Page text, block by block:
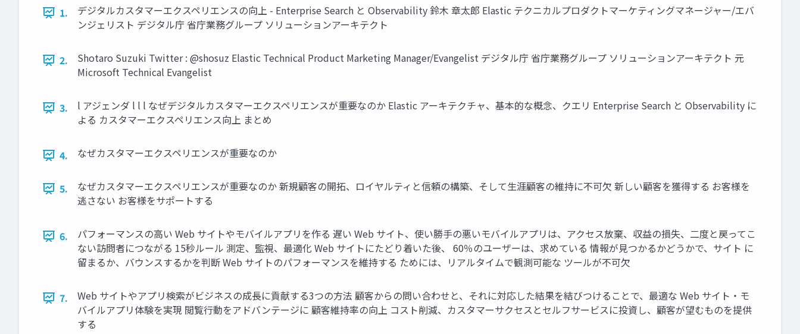
1.
デジタルカスタマーエクスペリエンスの向上 - Enterprise Search と Observability 鈴⽊ 章太郎 Elastic テクニカルプロダクトマーケティングマネージャー/エバ
ンジェリスト デジタル庁 省庁業務グループ ソリューションアーキテクト
2.
Shotaro Suzuki Twitter : @shosuz Elastic Technical Product Marketing Manager/Evangelist デジタル庁 省庁業務グループ ソリューションアーキテクト 元
Microsoft Technical Evangelist
3.
l アジェンダ l l l なぜデジタルカスタマーエクスペリエンスが重要なのか Elastic アーキテクチャ、基本的な概念、クエリ Enterprise Search と Observability に
よる カスタマーエクスペリエンス向上 まとめ
4. なぜカスタマーエクスペリエンスが重要なのか
5.
なぜカスタマーエクスペリエンスが重要なのか 新規顧客の開拓、ロイヤルティと信頼の構築、そして⽣涯顧客の維持に不可⽋ 新しい顧客を獲得する お客様を
逃さない お客様をサポートする
6.
パフォーマンスの⾼い Web サイトやモバイルアプリを作る 遅い Web サイト、使い勝⼿の悪いモバイルアプリは、アクセス放棄、収益の損失、⼆度と戻ってこ
ない訪問者につながる 15秒ルール 測定、監視、最適化 Web サイトにたどり着いた後、 60％のユーザーは、求めている 情報が⾒つかるかどうかで、サイト に
留まるか、バウンスするかを判断 Web サイトのパフォーマンスを維持する ためには、リアルタイムで観測可能な ツールが不可⽋
7.
Web サイトやアプリ検索がビジネスの成⻑に貢献する3つの⽅法 顧客からの問い合わせと、それに対応した結果を結びつけることで、最適な Web サイト・モ
バイルアプリ体験を実現 閲覧⾏動をアドバンテージに 顧客維持率の向上 コスト削減、カスタマーサクセスとセルフサービスに投資し、顧客が望むものを提供
する